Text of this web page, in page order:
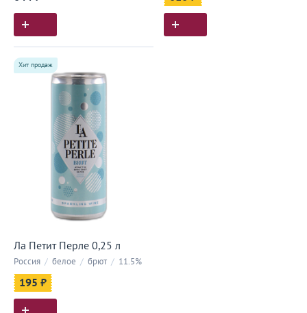
Хит продаж
Ла Петит Перле 0,25 л
Россия / белое / брют / 11.5%
195 ₽